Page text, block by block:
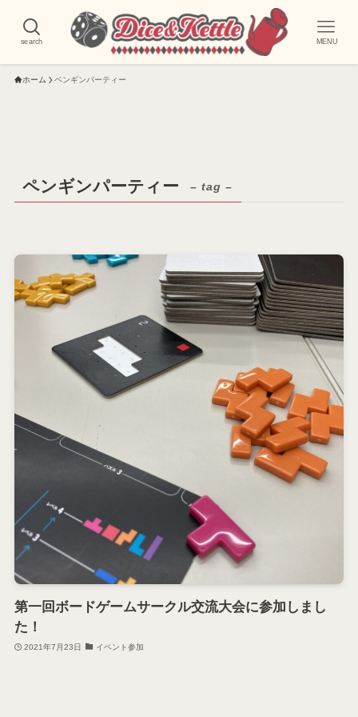
search MENU
ホーム ペンギンパーティー
ペンギンパーティー – tag –
第一回ボードゲームサークル交流大会に参加しまし
た！
2021年7月23日 イベント参加